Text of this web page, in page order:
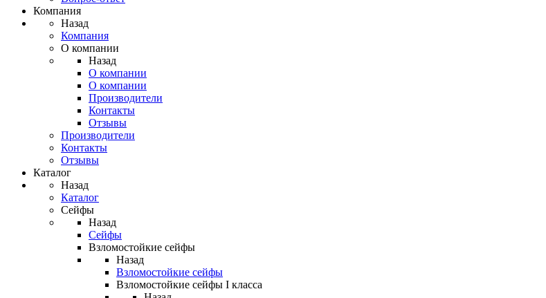
Компания
Назад
Компания
О компании
Назад
О компании
О компании
Производители
Контакты
Отзывы
Производители
Контакты
Отзывы
Каталог
Назад
Каталог
Сейфы
Назад
Сейфы
Взломостойкие сейфы
Назад
Взломостойкие сейфы
Взломостойкие сейфы I класса